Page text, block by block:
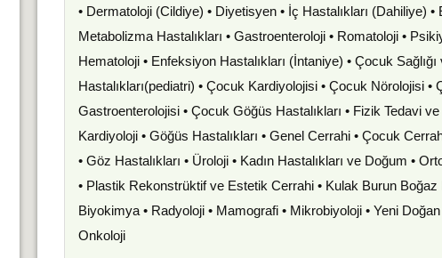
• Dermatoloji (Cildiye) • Diyetisyen • İç Hastalıkları (Dahiliye)
Metabolizma Hastalıkları • Gastroenteroloji • Romatoloji •
Hematoloji • Enfeksiyon Hastalıkları (İntaniye) • Çocuk Sağlığı
Hastalıkları(pediatri) • Çocuk Kardiyolojisi • Çocuk Nörolojisi •
Gastroenterolojisi • Çocuk Göğüs Hastalıkları • Fizik Tedavi
Kardiyoloji • Göğüs Hastalıkları • Genel Cerrahi • Çocuk
• Göz Hastalıkları • Üroloji • Kadın Hastalıkları ve Doğum •
• Plastik Rekonstrüktif ve Estetik Cerrahi • Kulak Burun Boğaz
Biyokimya • Radyoloji • Mamografi • Mikrobiyoloji • Yeni Doğan
Onkoloji